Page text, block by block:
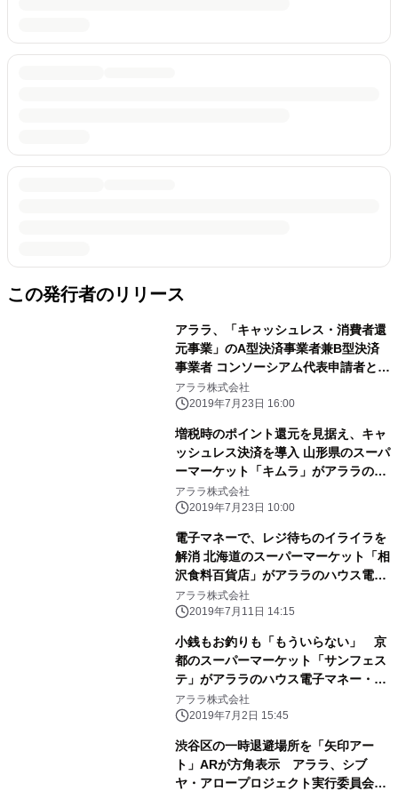
この発行者のリリース
アララ、「キャッシュレス・消費者還
元事業」のA型決済事業者兼B型決済
事業者 コンソーシアム代表申請者とし
て登録完了
アララ株式会社
2019年7月23日 16:00
増税時のポイント還元を見据え、キャ
ッシュレス決済を導入 山形県のスーパ
ーマーケット「キムラ」がアララのハ
ウス電子マネー・ポイントシステムを
採用
アララ株式会社
2019年7月23日 10:00
電子マネーで、レジ待ちのイライラを
解消 北海道のスーパーマーケット「相
沢食料百貨店」がアララのハウス電子
マネー・ポイントシステムを採用
アララ株式会社
2019年7月11日 14:15
小銭もお釣りも「もういらない」 京
都のスーパーマーケット「サンフェス
テ」がアララのハウス電子マネー・ポ
イントシステムを採用
アララ株式会社
2019年7月2日 15:45
渋谷区の一時退避場所を「矢印アー
ト」ARが方角表示 アララ、シブ
ヤ・アロープロジェクト実行委員会と